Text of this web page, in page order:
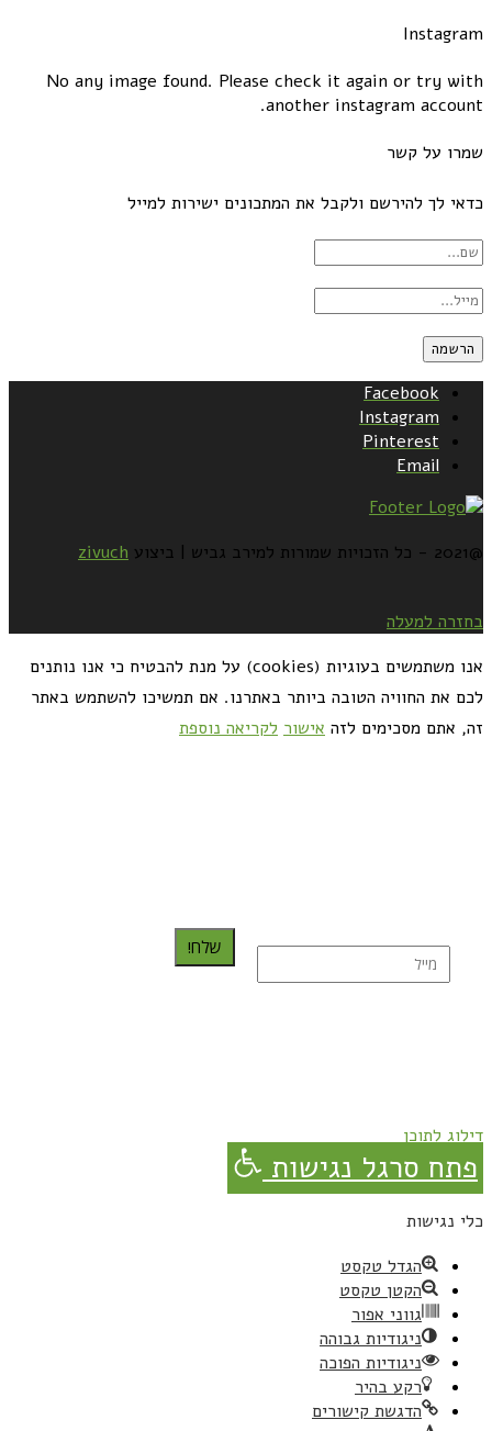
Instagram
No any image found. Please check it again or try with
another instagram account.
שמרו על קשר
כדאי לך להירשם ולקבל את המתכונים ישירות למייל
Facebook
Instagram
Pinterest
Email
@2021 - כל הזכויות שמורות למירב גביש | ביצוע zivuch
בחזרה למעלה
אנו משתמשים בעוגיות (cookies) על מנת להבטיח כי אנו נותנים
לכם את החוויה הטובה ביותר באתרנו. אם תמשיכו להשתמש באתר
זה, אתם מסכימים לזה אישור לקריאה נוספת
שלח!
דילוג לתוכן
פתח סרגל נגישות
כלי נגישות
הגדל טקסט
הקטן טקסט
גווני אפור
ניגודיות גבוהה
ניגודיות הפוכה
רקע בהיר
הדגשת קישורים